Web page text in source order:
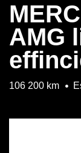
AMG
106 200 km